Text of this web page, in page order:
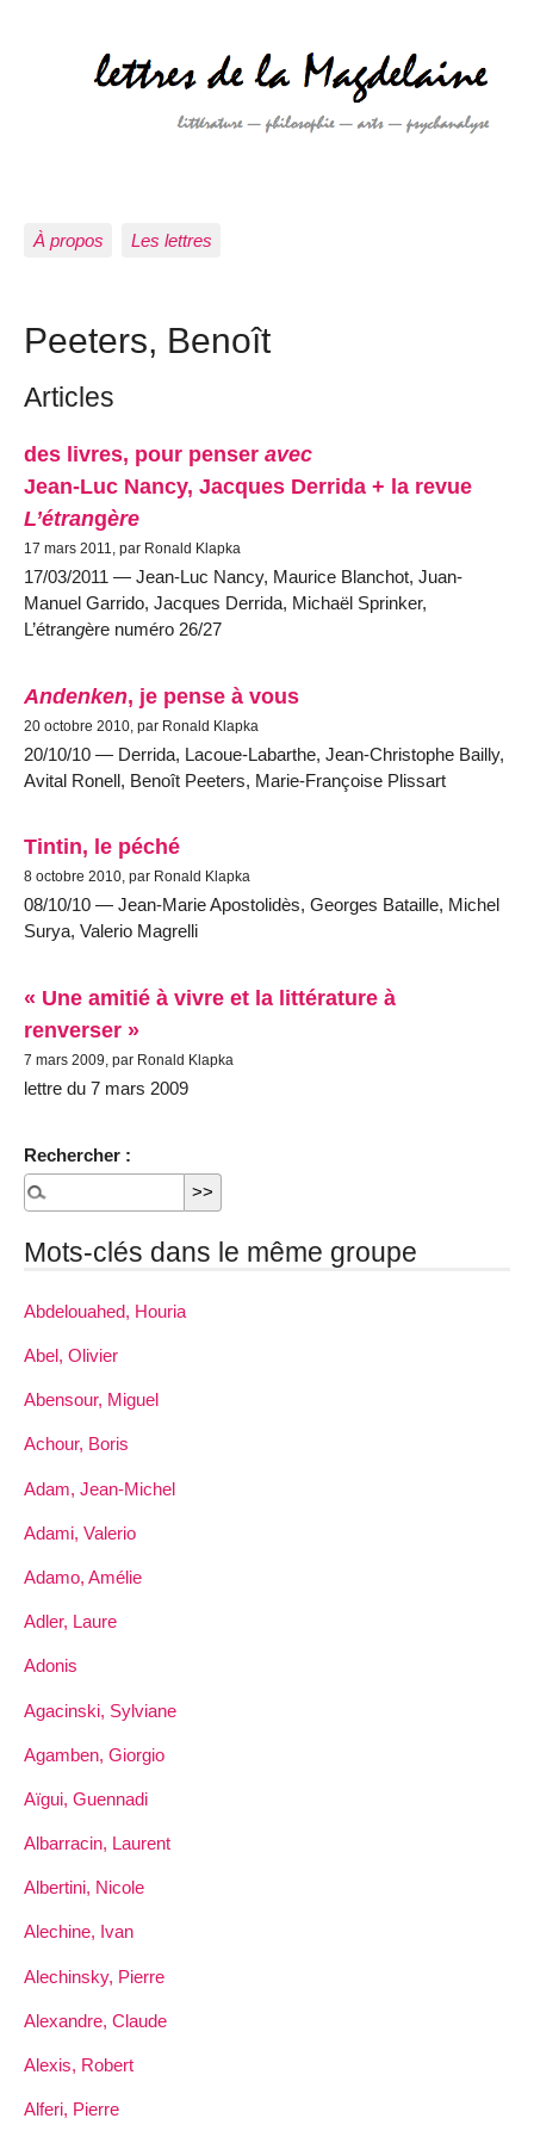
À propos Les lettres
Peeters, Benoît
Articles
des livres, pour penser avec
Jean-Luc Nancy, Jacques Derrida + la revue
L’étrangère
17 mars 2011, par Ronald Klapka
17/03/2011 — Jean-Luc Nancy, Maurice Blanchot, Juan-
Manuel Garrido, Jacques Derrida, Michaël Sprinker,
L’étrangère numéro 26/27
Andenken, je pense à vous
20 octobre 2010, par Ronald Klapka
20/10/10 — Derrida, Lacoue-Labarthe, Jean-Christophe Bailly,
Avital Ronell, Benoît Peeters, Marie-Françoise Plissart
Tintin, le péché
8 octobre 2010, par Ronald Klapka
08/10/10 — Jean-Marie Apostolidès, Georges Bataille, Michel
Surya, Valerio Magrelli
« Une amitié à vivre et la littérature à
renverser »
7 mars 2009, par Ronald Klapka
lettre du 7 mars 2009
Rechercher :
Mots-clés dans le même groupe
Abdelouahed, Houria
Abel, Olivier
Abensour, Miguel
Achour, Boris
Adam, Jean-Michel
Adami, Valerio
Adamo, Amélie
Adler, Laure
Adonis
Agacinski, Sylviane
Agamben, Giorgio
Aïgui, Guennadi
Albarracin, Laurent
Albertini, Nicole
Alechine, Ivan
Alechinsky, Pierre
Alexandre, Claude
Alexis, Robert
Alferi, Pierre